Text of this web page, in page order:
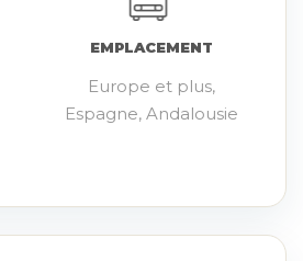
EMPLACEMENT
Europe et plus,
Espagne, Andalousie